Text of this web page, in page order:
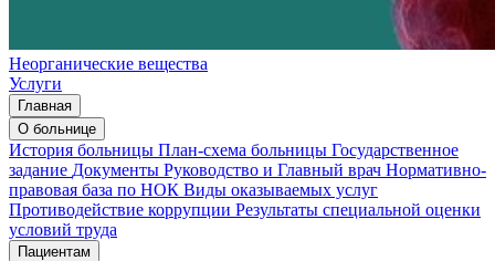
Неорганические вещества
Услуги
Главная
О больнице
История больницы План-схема больницы Государственное
задание Документы Руководство и Главный врач Нормативно-
правовая база по НОК Виды оказываемых услуг
Противодействие коррупции Результаты специальной оценки
условий труда
Пациентам